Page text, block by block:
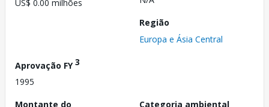
US$ 0.00 milhões
Região
Europa e Ásia Central
Aprovação FY3
1995
Montante do
Categoria ambiental